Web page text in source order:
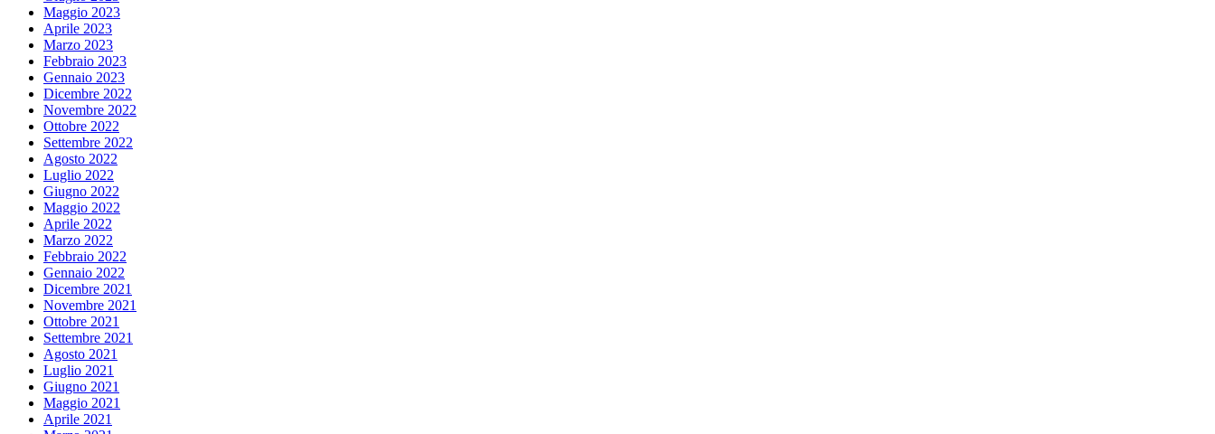
Maggio 2023
Aprile 2023
Marzo 2023
Febbraio 2023
Gennaio 2023
Dicembre 2022
Novembre 2022
Ottobre 2022
Settembre 2022
Agosto 2022
Luglio 2022
Giugno 2022
Maggio 2022
Aprile 2022
Marzo 2022
Febbraio 2022
Gennaio 2022
Dicembre 2021
Novembre 2021
Ottobre 2021
Settembre 2021
Agosto 2021
Luglio 2021
Giugno 2021
Maggio 2021
Aprile 2021